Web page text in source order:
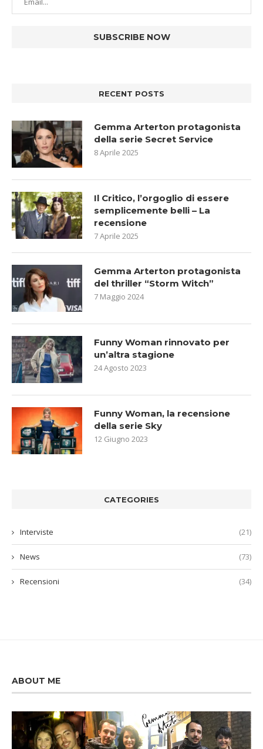
RECENT POSTS
Gemma Arterton protagonista
della serie Secret Service
8 Aprile 2025
Il Critico, l’orgoglio di essere
semplicemente belli – La
recensione
7 Aprile 2025
Gemma Arterton protagonista
del thriller “Storm Witch”
7 Maggio 2024
Funny Woman rinnovato per
un’altra stagione
24 Agosto 2023
Funny Woman, la recensione
della serie Sky
12 Giugno 2023
CATEGORIES
Interviste (21)
News (73)
Recensioni (34)
ABOUT ME